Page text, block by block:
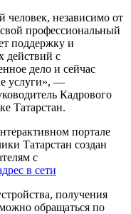
независимо от
свой профессиональный
поддержку и
действий с
дело и сейчас
услуги», —
Кадрового
Татарстан.
портале
Татарстан создан
с
в сети
получения
обращаться по